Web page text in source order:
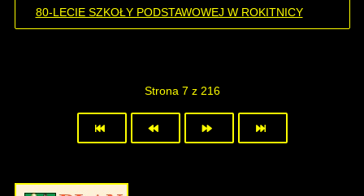
80-LECIE SZKOŁY PODSTAWOWEJ W ROKITNICY
Strona 7 z 216